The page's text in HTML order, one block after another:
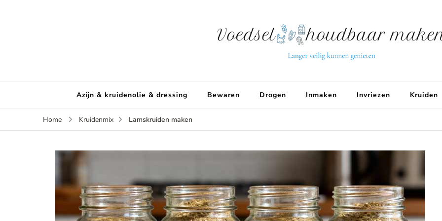
Azijn & kruidenolie & dressing Bewaren Drogen Inmaken Invriezen Kruiden
Home Kruidenmix Lamskruiden maken